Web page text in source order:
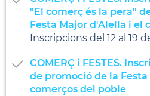
"El comerç és la pera"
Festa Major d'Alella i el
Inscripcions del 12 al 19
COMERÇ i FESTES.
de promoció de la
comerços del poble